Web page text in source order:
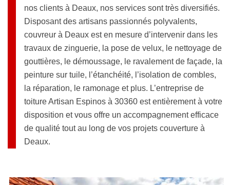
nos clients à Deaux, nos services sont très diversifiés.
Disposant des artisans passionnés polyvalents,
couvreur à Deaux est en mesure d’intervenir dans les
travaux de zinguerie, la pose de velux, le nettoyage de
gouttières, le démoussage, le ravalement de façade, la
peinture sur tuile, l’étanchéité, l’isolation de combles,
la réparation, le ramonage et plus. L’entreprise de
toiture Artisan Espinos à 30360 est entièrement à votre
disposition et vous offre un accompagnement efficace
de qualité tout au long de vos projets couverture à
Deaux.